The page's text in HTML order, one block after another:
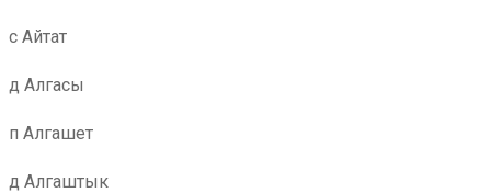
с Айтат
д Алгасы
п Алгашет
д Алгаштык